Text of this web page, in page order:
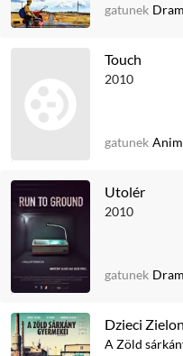
gatunek
Touch
2010
gatunek
Utolér
2010
gatunek
Dzieci
A Zöld